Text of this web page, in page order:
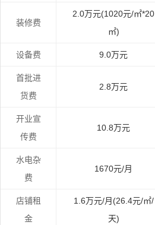
装修费
2.0万元(1020元/㎡*20
㎡)
设备费 9.0万元
首批进
货费
2.8万元
开业宣
传费
10.8万元
水电杂
费
1670元/月
店铺租
金
1.6万元/月(26.4元/㎡/
天)